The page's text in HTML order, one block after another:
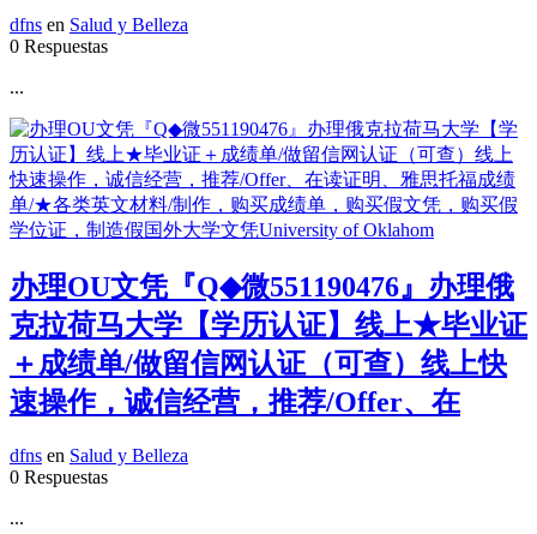
dfns en Salud y Belleza
0 Respuestas
...
办理OU文凭『Q◆微551190476』办理俄
克拉荷马大学【学历认证】线上★毕业证
＋成绩单/做留信网认证（可查）线上快
速操作，诚信经营，推荐/Offer、在
dfns en Salud y Belleza
0 Respuestas
...